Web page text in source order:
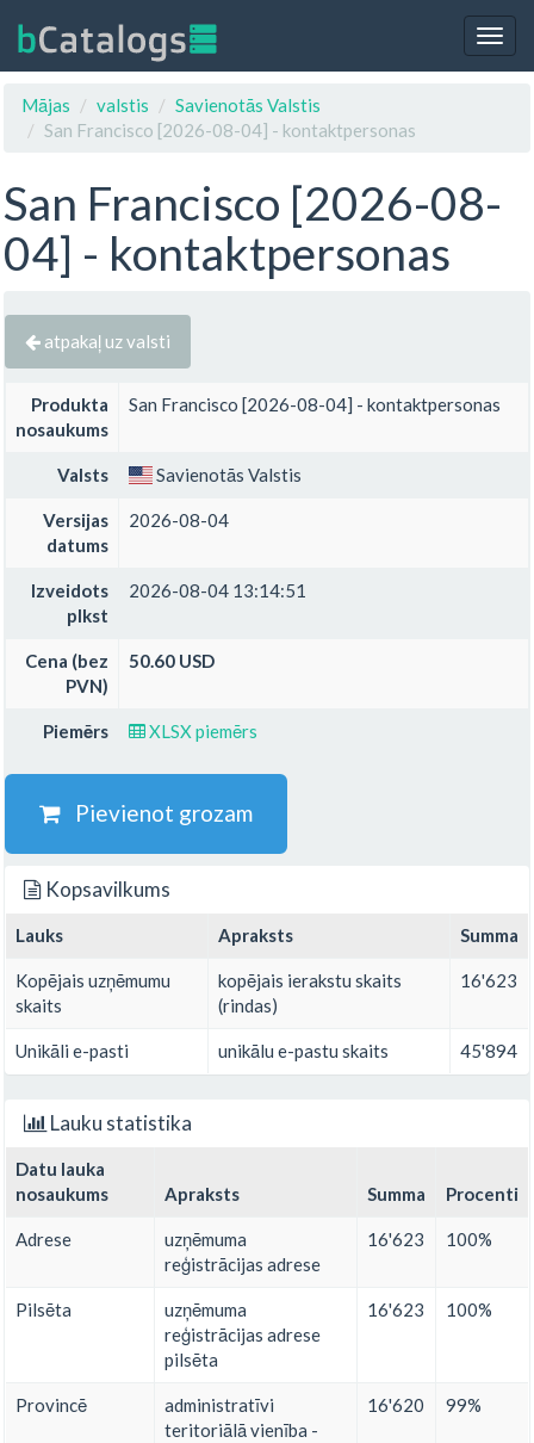
Mājas
valstis
Savienotās Valstis
San Francisco [2026-08-04] - kontaktpersonas
San Francisco [2026-08-
04] - kontaktpersonas
atpakaļ uz valsti
Produkta
nosaukums
San Francisco [2026-08-04] - kontaktpersonas
Valsts Savienotās Valstis
Versijas
datums
2026-08-04
Izveidots
plkst
2026-08-04 13:14:51
Cena (bez
PVN)
50.60 USD
Piemērs XLSX piemērs
Pievienot grozam
Kopsavilkums
Lauks Apraksts Summa
Kopējais uzņēmumu
skaits
kopējais ierakstu skaits
(rindas)
16'623
Unikāli e-pasti unikālu e-pastu skaits 45'894
Lauku statistika
Datu lauka
nosaukums
Apraksts Summa Procenti
Adrese
uzņēmuma
reģistrācijas adrese
16'623 100%
Pilsēta
uzņēmuma
reģistrācijas adrese
pilsēta
16'623 100%
Provincē
administratīvi
teritoriālā vienība -
16'620 99%